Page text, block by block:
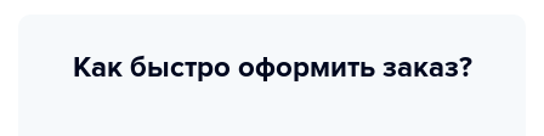
Как быстро оформить заказ?